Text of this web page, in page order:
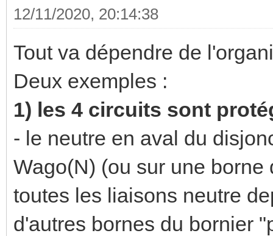
12/11/2020, 20:14:38
Tout va dépendre de
Deux exemples :
1) les 4 circuits sont
- le neutre en aval du
Wago(N) (ou sur une borne
toutes les liaisons neutre
d'autres bornes du bornier